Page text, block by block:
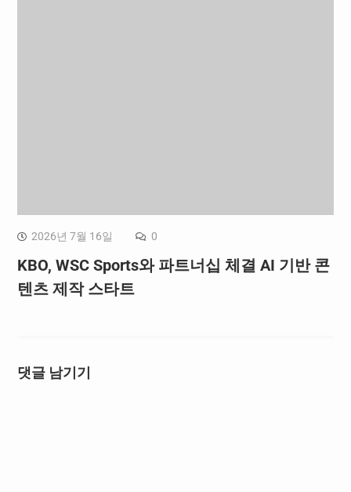
2026년 7월 16일 0
KBO, WSC Sports와 파트너십 체결 AI 기반 콘
텐츠 제작 스타트
댓글 남기기